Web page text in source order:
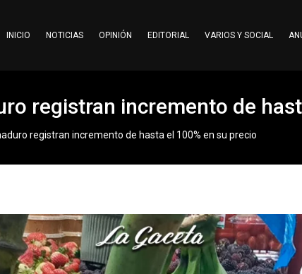
INICIO NOTICIAS OPINIÓN EDITORIAL VARIOS Y SOCIAL
registran incremento de
registran incremento de hasta el 100% en su precio